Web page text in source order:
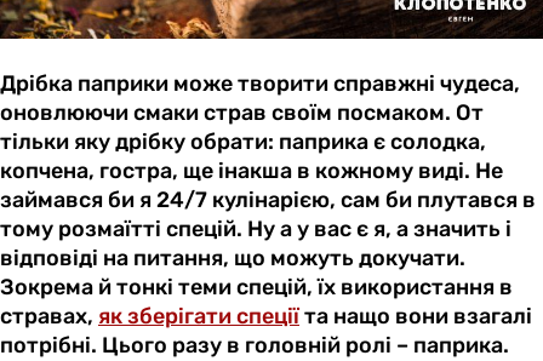
Дрібка паприки може творити справжні чудеса,
оновлюючи смаки страв своїм посмаком. От
тільки яку дрібку обрати: паприка є солодка,
копчена, гостра, ще інакша в кожному виді. Не
займався би я 24/7 кулінарією, сам би плутався в
тому розмаїтті спецій. Ну а у вас є я, а значить і
відповіді на питання, що можуть докучати.
Зокрема й тонкі теми спецій, їх використання в
стравах, як зберігати спеціїта нащо вони взагалі
потрібні. Цього разу в головній ролі – паприка.